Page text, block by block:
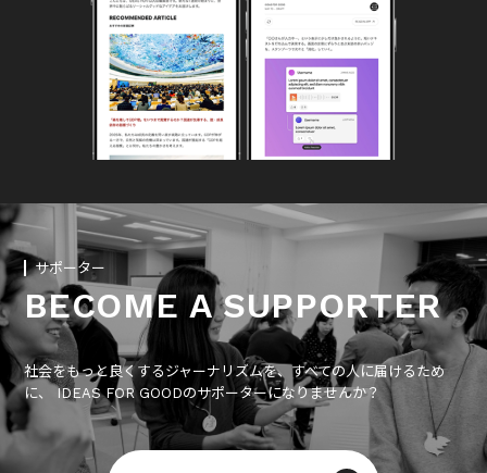
サポーター
BECOME A SUPPORTER
社会をもっと良くするジャーナリズムを、すべての人に届けるため
に、 IDEAS FOR GOODのサポーターになりませんか？